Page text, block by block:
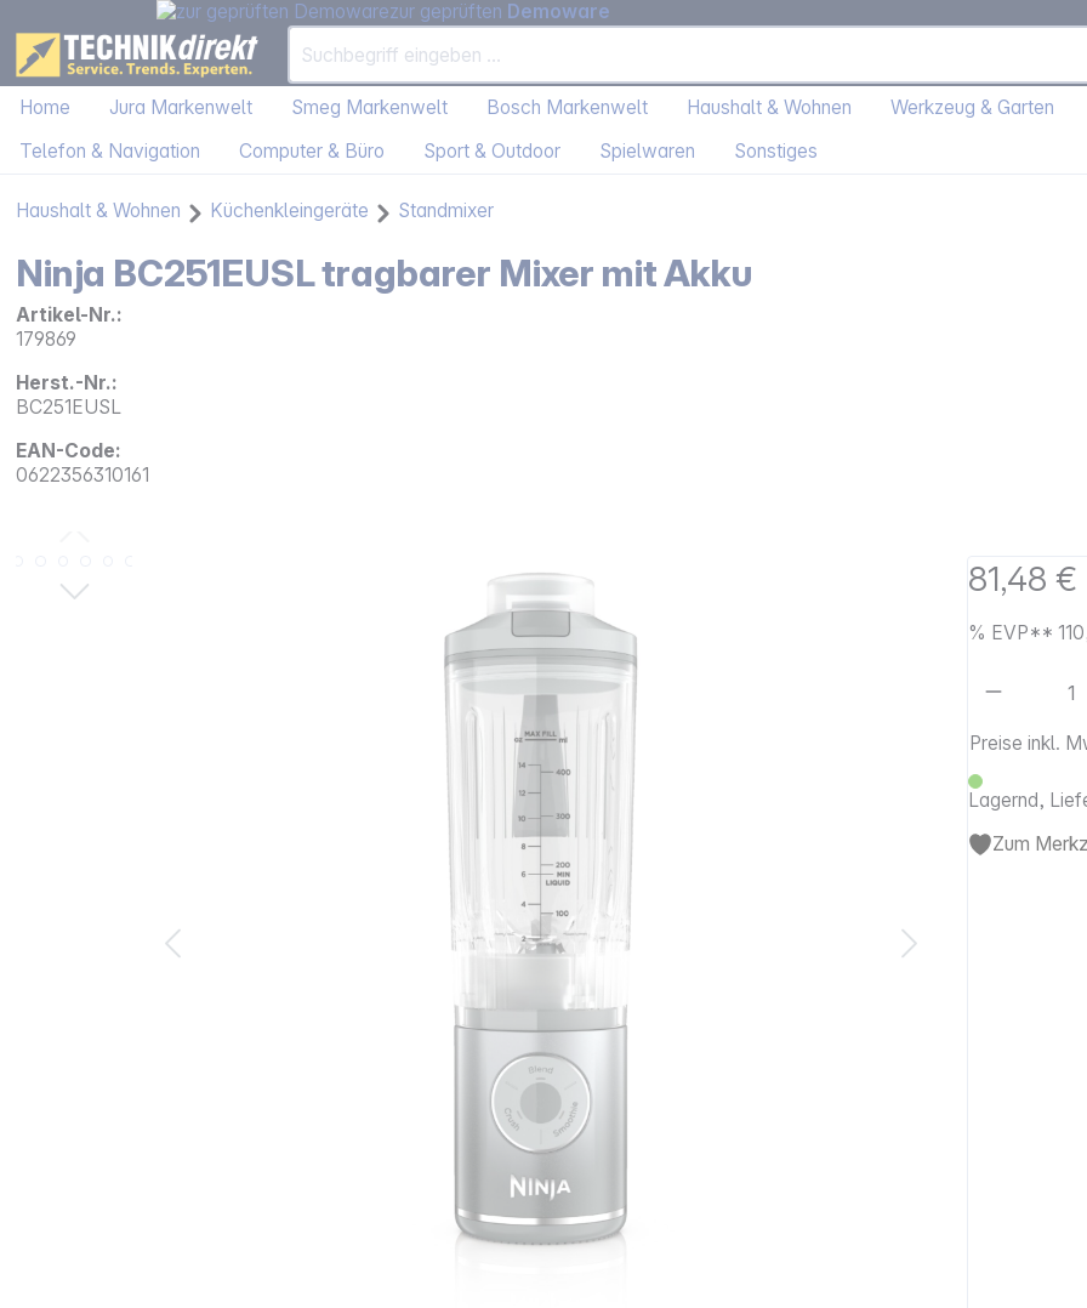
zur geprüften Demoware
Home Jura Markenwelt Smeg Markenwelt Bosch Markenwelt Haushalt & Wohnen
Werkzeug & Garten
Telefon & Navigation
Computer & Büro Sport & Outdoor Spielwaren Sonstiges
Haushalt & Wohnen Küchenkleingeräte Standmixer
Ninja BC251EUSL tragbarer Mixer mit Akku
Artikel-Nr.:
179869
Herst.-Nr.:
BC251EUSL
EAN-Code:
0622356310161
81,48 €
% EVP**
Preise inkl.
Lagernd,
Artikel
Zum